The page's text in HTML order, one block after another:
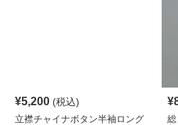
¥5,200 (税込)
立襟チャイナボタン半袖ロング
¥